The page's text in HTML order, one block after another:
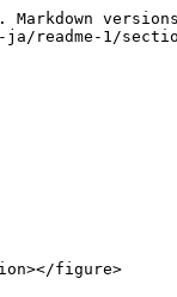
readme-1/
figure>